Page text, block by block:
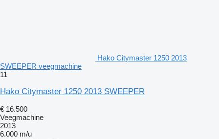
Hako Citymaster 1250 2013
SWEEPER veegmachine
11
Hako Citymaster 1250 2013 SWEEPER
€ 16.500
Veegmachine
2013
6.000 m/u